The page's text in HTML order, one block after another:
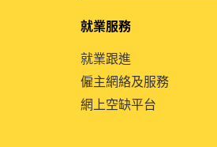
就業服務
就業跟進
僱主網絡及服務
網上空缺平台